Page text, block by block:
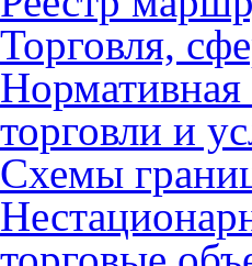
Торговля,
Нормативная
торговли и
Схемы